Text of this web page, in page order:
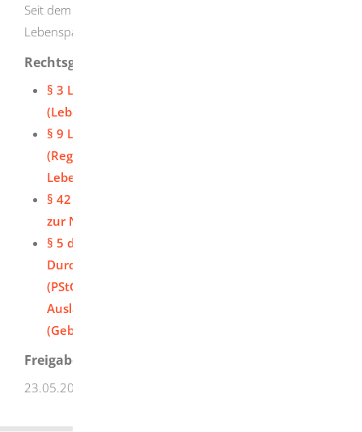
Seit dem 1. Oktober 2017 ist die Begründung einer
Lebenspartnerschaft nicht mehr möglich.
Rechtsgrundlage
§ 3 Lebenspartnerschaftsgesetz (LPartG)
(Lebenspartnerschaftsname)
§ 9 Lebenspartnerschaftsgesetz (LPartG)
(Regelungen in Bezug auf Kinder eines
Lebenspartners)
§ 42 Personenstandsgesetz (PStG) (Erklärungen
zur Namensführung von Lebenspartnern)
§ 5 der Verordnung des Innenministeriums zur
Durchführung des Personenstandsgesetzes
(PStG-DVO) (Erhebung von Gebühren und
Auslagen)
(Gebührenverzeichnis)
Freigabevermerk
23.05.2024 Innenministerium Baden-Württemberg